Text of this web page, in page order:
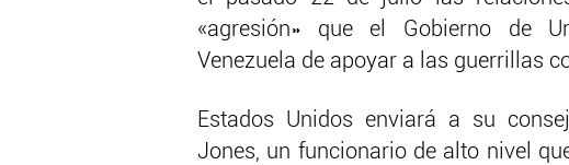
«agresión» que el Gobierno de
Venezuela de apoyar a las guerrillas
Estados Unidos enviará a su
Jones, un funcionario de alto nivel